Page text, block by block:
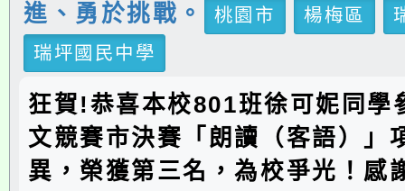
進、勇於挑戰。
桃園市 楊梅區
瑞坪國民中學
狂賀!恭喜本校801班徐可妮同學
文競賽市決賽「朗讀（客語）」
異，榮獲第三名，為校爭光！感